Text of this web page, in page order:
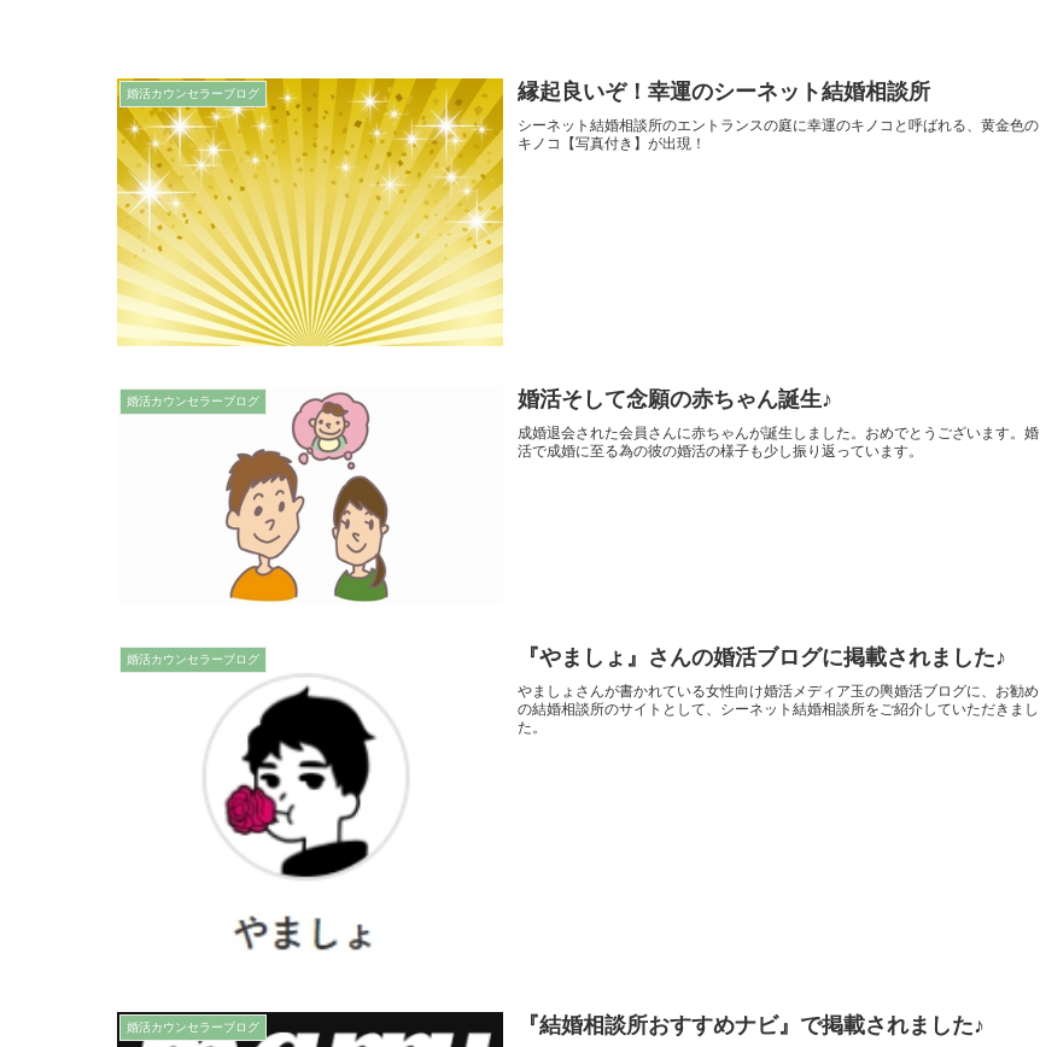
婚活カウンセラーブログ 縁起良いぞ！幸運のシーネット結婚相談所
シーネット結婚相談所のエントランスの庭に幸運のキノコと呼ばれる、黄金色の
キノコ【写真付き】が出現！
婚活カウンセラーブログ 婚活そして念願の赤ちゃん誕生♪
成婚退会された会員さんに赤ちゃんが誕生しました。おめでとうございます。婚
活で成婚に至る為の彼の婚活の様子も少し振り返っています。
婚活カウンセラーブログ 『やましょ』さんの婚活ブログに掲載されました♪
やましょさんが書かれている女性向け婚活メディア玉の輿婚活ブログに、お勧め
の結婚相談所のサイトとして、シーネット結婚相談所をご紹介していただきまし
た。
婚活カウンセラーブログ 『結婚相談所おすすめナビ』で掲載されました♪